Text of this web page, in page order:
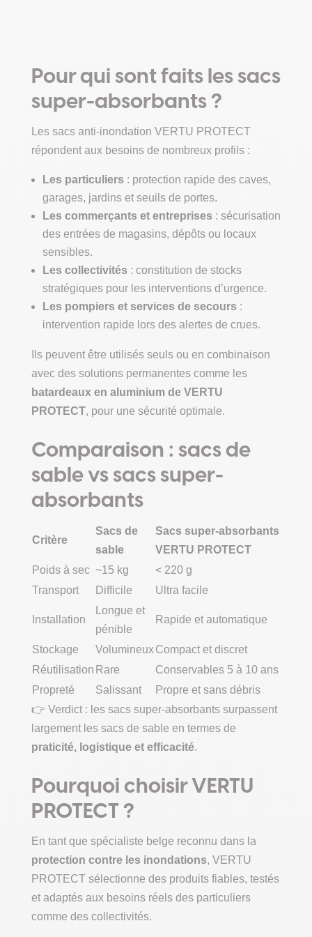
Pour qui sont faits les sacs
super-absorbants ?
Les sacs anti-inondation VERTU PROTECT
répondent aux besoins de nombreux profils :
Les particuliers : protection rapide des caves,
garages, jardins et seuils de portes.
Les commerçants et entreprises : sécurisation
des entrées de magasins, dépôts ou locaux
sensibles.
Les collectivités : constitution de stocks
stratégiques pour les interventions d’urgence.
Les pompiers et services de secours :
intervention rapide lors des alertes de crues.
Ils peuvent être utilisés seuls ou en combinaison
avec des solutions permanentes comme les
batardeaux en aluminium de VERTU
PROTECT, pour une sécurité optimale.
Comparaison : sacs de
sable vs sacs super-
absorbants
Critère
Sacs de
sable
Sacs super-absorbants
VERTU PROTECT
Poids à sec ~15 kg
< 220 g
Transport
Difficile Ultra facile
Installation
Longue et
pénible
Rapide et automatique
Stockage VolumineuxCompact et discret
Réutilisation Rare
Conservables 5 à 10 ans
Propreté
Salissant
Propre et sans débris
👉 Verdict : les sacs super-absorbants surpassent
largement les sacs de sable en termes de
praticité, logistique et efficacité.
Pourquoi choisir VERTU
PROTECT ?
En tant que spécialiste belge reconnu dans la
protection contre les inondations, VERTU
PROTECT sélectionne des produits fiables, testés
et adaptés aux besoins réels des particuliers
comme des collectivités.